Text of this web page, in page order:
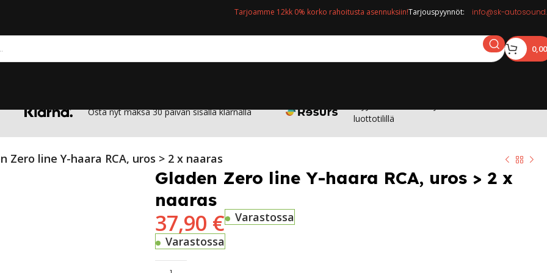
Tarjoamme 12kk 0% korko rahoitusta asennuksiin!Tarjouspyynnöt: info@sk-
Osta nyt maksa 30 päivän sisällä klarnalla
luottotilillä
Zero line Y-haara RCA, uros > 2 x naaras
Gladen Zero line Y-haara RCA, uros > 2 x
naaras
37,90 €
Varastossa
Varastossa